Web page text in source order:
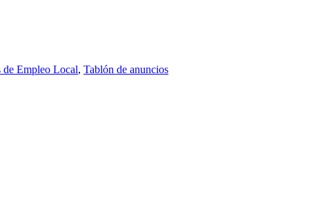
de Empleo Local, Tablón de anuncios